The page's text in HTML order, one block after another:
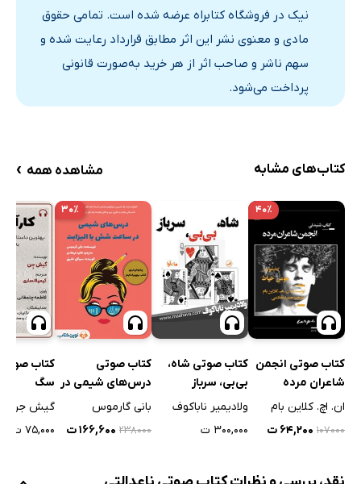
نیک در فروشگاه کتابراه عرضه شده است. تمامی حقوق
مادی و معنوی نشر این اثر مطابق قرارداد رعایت شده و
سهم ناشر و صاحب اثر از هر خرید به‌صورت قانونی
پرداخت می‌شود.
کتاب‌های مشابه مشاهده همه ›
۴۰٪
کتاب صوتی انجمن
شاعران مرده
ان. اچ. کلاین بام
۱۰۷۰۰۰ ۶۴,۲۰۰ ت
کتاب صوتی شاه،
بی‌بی، سرباز
ولادیمیر ناباکوف
۳۰۰,۰۰۰ ت
۳۰٪
کتاب صوتی
درس‌های شیمی در
ساعت شش با
بانی گارموس
۲۳۸۰۰۰ ۱۶۶,۶۰۰ ت
کتاب صوتی
سگ
گیش جن
۷۵,۰۰۰ ت